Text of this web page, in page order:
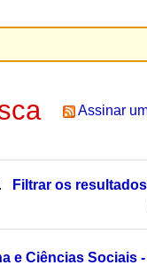
Assinar
Filtrar os resultados
e Ciências Sociais